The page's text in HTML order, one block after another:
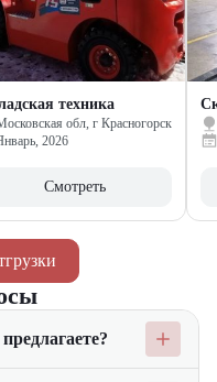
техника
обл, г Красногорск
2026
Смотреть